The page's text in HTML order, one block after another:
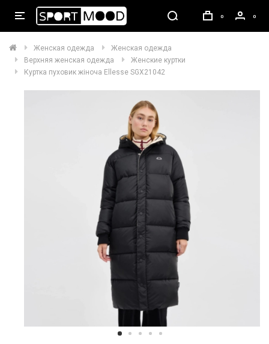
0 0
Женская одежда
Женская одежда
Верхняя женская одежда
Женские куртки
Куртка пуховик жіноча Ellesse SGX21042